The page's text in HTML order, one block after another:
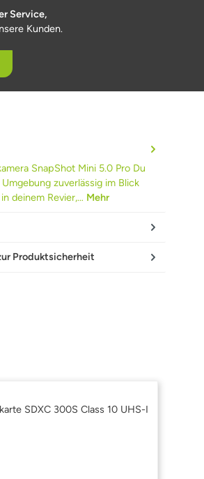
Service,
Kunden.
SnapShot Mini 5.0 Pro Du
zuverlässig im Blick
deinem Revier,… Mehr
Produktsicherheit